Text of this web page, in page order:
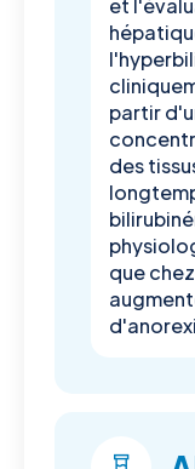
et
partir
des
que